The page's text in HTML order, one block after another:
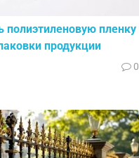
полиэтиленовую пленку
продукции
0